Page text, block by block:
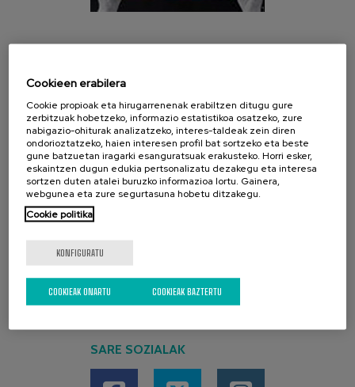
SARE SOZIALAK
Cookieen erabilera
Cookie propioak eta hirugarrenenak erabiltzen ditugu gure
zerbitzuak hobetzeko, informazio estatistikoa osatzeko, zure
nabigazio-ohiturak analizatzeko, interes-taldeak zein diren
ondorioztatzeko, haien interesen profil bat sortzeko eta beste
gune batzuetan iragarki esanguratsuak erakusteko. Horri esker,
eskaintzen dugun edukia pertsonalizatu dezakegu eta interesa
sortzen duten atalei buruzko informazioa lortu. Gainera,
webgunea eta zure segurtasuna hobetu ditzakegu.
Cookie politika
KONFIGURATU
COOKIEAK BAZTERTU
COOKIEAK ONARTU